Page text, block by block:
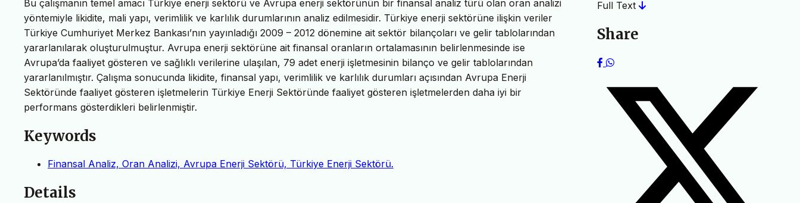
Bu çalışmanın temel amacı Türkiye enerji sektörü ve Avrupa enerji sektörünün bir finansal analiz türü olan oran analizi
yöntemiyle likidite, mali yapı, verimlilik ve karlılık durumlarının analiz edilmesidir. Türkiye enerji sektörüne ilişkin veriler
Türkiye Cumhuriyet Merkez Bankası’nın yayınladığı 2009 – 2012 dönemine ait sektör bilançoları ve gelir tablolarından
yararlanılarak oluşturulmuştur. Avrupa enerji sektörüne ait finansal oranların ortalamasının belirlenmesinde ise
Avrupa’da faaliyet gösteren ve sağlıklı verilerine ulaşılan, 79 adet enerji işletmesinin bilanço ve gelir tablolarından
yararlanılmıştır. Çalışma sonucunda likidite, finansal yapı, verimlilik ve karlılık durumları açısından Avrupa Enerji
Sektöründe faaliyet gösteren işletmelerin Türkiye Enerji Sektöründe faaliyet gösteren işletmelerden daha iyi bir
performans gösterdikleri belirlenmiştir.
Keywords
Finansal Analiz, Oran Analizi, Avrupa Enerji Sektörü, Türkiye Enerji Sektörü.
Details
Full Text
Share